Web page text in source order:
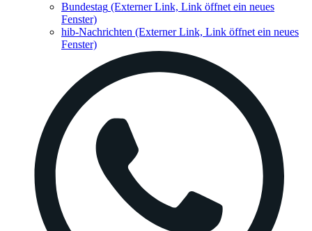
Bundestag (Externer Link, Link öffnet ein neues
Fenster)
hib-Nachrichten (Externer Link, Link öffnet ein neues
Fenster)